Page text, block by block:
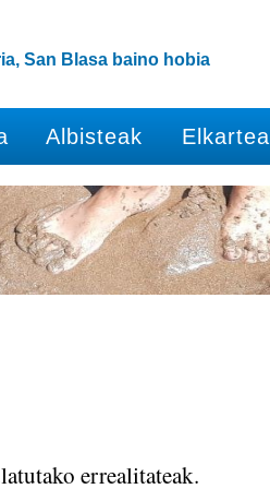
San Blasa baino hobia
Albisteak Elkartea
errealitateak.